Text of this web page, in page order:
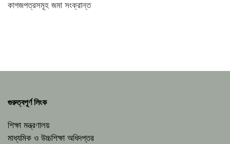
কাগজপত্রসমূহ জমা সংক্রান্ত
গুরুত্বপূর্ণ লিংক
শিক্ষা মন্ত্রণালয়
মাধ্যমিক ও উচ্চশিক্ষা অধিদপ্তর